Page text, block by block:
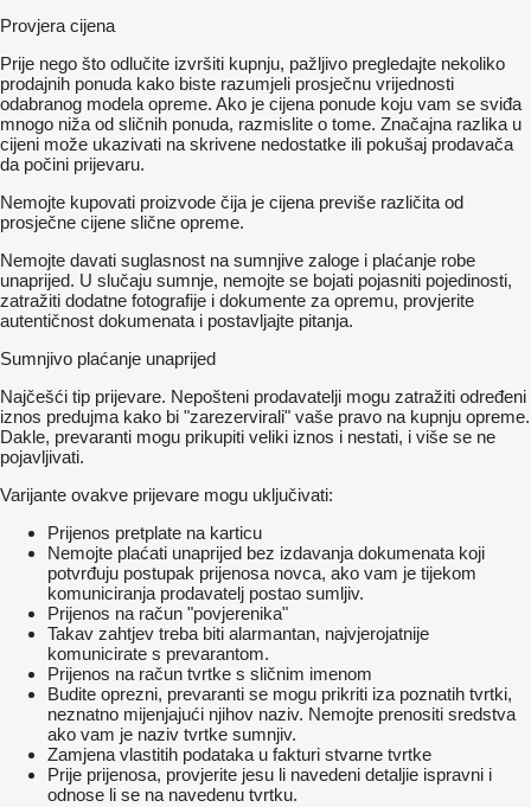
Provjera cijena
Prije nego što odlučite izvršiti kupnju, pažljivo pregledajte nekoliko
prodajnih ponuda kako biste razumjeli prosječnu vrijednosti
odabranog modela opreme. Ako je cijena ponude koju vam se sviđa
mnogo niža od sličnih ponuda, razmislite o tome. Značajna razlika u
cijeni može ukazivati ​​na skrivene nedostatke ili pokušaj prodavača
da počini prijevaru.
Nemojte kupovati proizvode čija je cijena previše različita od
prosječne cijene slične opreme.
Nemojte davati suglasnost na sumnjive zaloge i plaćanje robe
unaprijed. U slučaju sumnje, nemojte se bojati pojasniti pojedinosti,
zatražiti dodatne fotografije i dokumente za opremu, provjerite
autentičnost dokumenata i postavljajte pitanja.
Sumnjivo plaćanje unaprijed
Najčešći tip prijevare. Nepošteni prodavatelji mogu zatražiti određeni
iznos predujma kako bi "zarezervirali" vaše pravo na kupnju opreme.
Dakle, prevaranti mogu prikupiti veliki iznos i nestati, i više se ne
pojavljivati.
Varijante ovakve prijevare mogu uključivati:
Prijenos pretplate na karticu
Nemojte plaćati unaprijed bez izdavanja dokumenata koji
potvrđuju postupak prijenosa novca, ako vam je tijekom
komuniciranja prodavatelj postao sumljiv.
Prijenos na račun "povjerenika"
Takav zahtjev treba biti alarmantan, najvjerojatnije
komunicirate s prevarantom.
Prijenos na račun tvrtke s sličnim imenom
Budite oprezni, prevaranti se mogu prikriti iza poznatih tvrtki,
neznatno mijenjajući njihov naziv. Nemojte prenositi sredstva
ako vam je naziv tvrtke sumnjiv.
Zamjena vlastitih podataka u fakturi stvarne tvrtke
Prije prijenosa, provjerite jesu li navedeni detaljie ispravni i
odnose li se na navedenu tvrtku.